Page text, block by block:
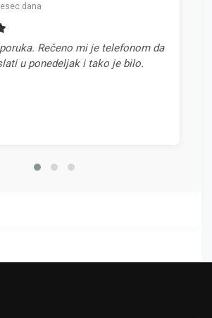
dana
Rečeno mi je telefonom da
u ponedeljak i tako je bilo.